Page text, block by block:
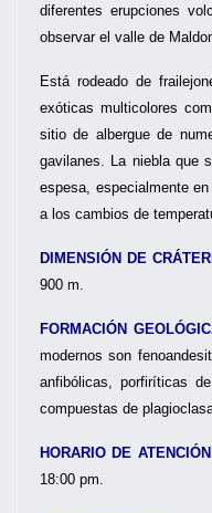
diferentes erupciones
observar el valle de
Está rodeado de
exóticas multicolores
sitio de albergue de
gavilanes. La niebla que
espesa, especialmente
a los cambios de
DIMENSIÓN DE
900 m.
FORMACIÓN
modernos son
anfibólicas, porfiríticas
compuestas de
HORARIO DE
18:00 pm.